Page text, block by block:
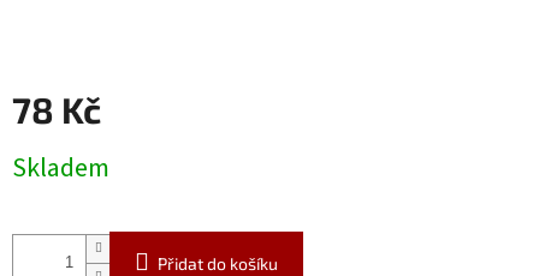
78 Kč
cena:
Skladem
Přidat do košíku